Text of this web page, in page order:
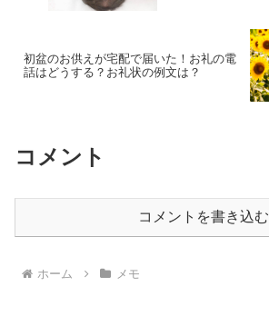
初盆のお供えが宅配で届いた！お礼の電
話はどうする？お礼状の例文は？
コメント
コメントを書き込む
ホーム メモ